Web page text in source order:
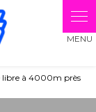
libre à 4000m près